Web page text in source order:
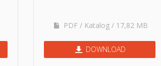
PDF / Katalog / 17,82 MB
DOWNLOAD